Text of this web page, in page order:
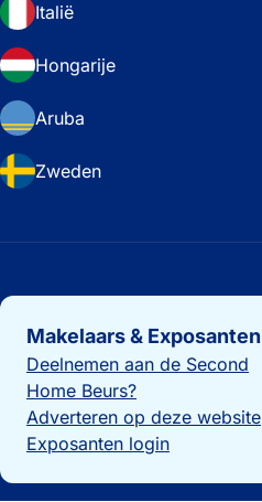
Italië
Hongarije
Aruba
Zweden
Belangrijke links
Makelaars & Exposanten
Deelnemen aan de Second
Home Beurs?
Adverteren op deze website
Exposanten login